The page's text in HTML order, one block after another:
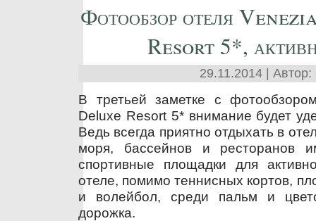
Фотообзор отеля
Resort 5*,
29.11.2014 | Автор:
В третьей заметке с
Deluxe Resort 5* внимание будет
Ведь всегда приятно отдыхать в
моря, бассейнов и ресторанов
спортивные площадки для
отеле, помимо теннисных кортов,
и волейбол, среди пальм и
дорожка.